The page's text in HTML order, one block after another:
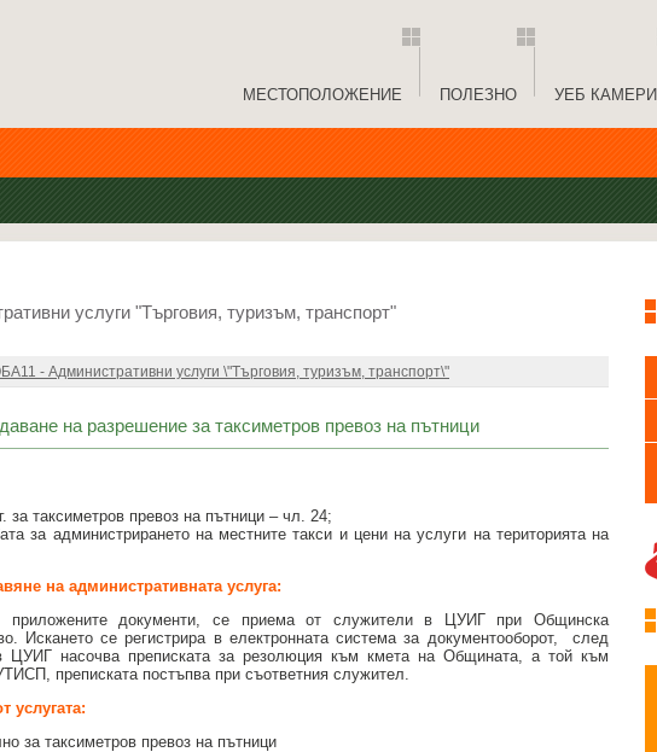
МЕСТОПОЛОЖЕНИЕ ПОЛЕЗНО УЕБ КАМЕРИ
услуги "Търговия, туризъм, транспорт"
- Административни услуги \"Търговия, туризъм, транспорт\"
на разрешение за таксиметров превоз на пътници
таксиметров превоз на пътници – чл. 24;
за администрирането на местните такси и цени на услуги на територията на
на административната услуга:
приложените документи, се приема от служители в ЦУИГ при Oбщинска
Искането се регистрира в електронната система за документооборот, след
насочва преписката за резолюция към кмета на Общината, а той към
преписката постъпва при съответния служител.
услугата:
за таксиметров превоз на пътници